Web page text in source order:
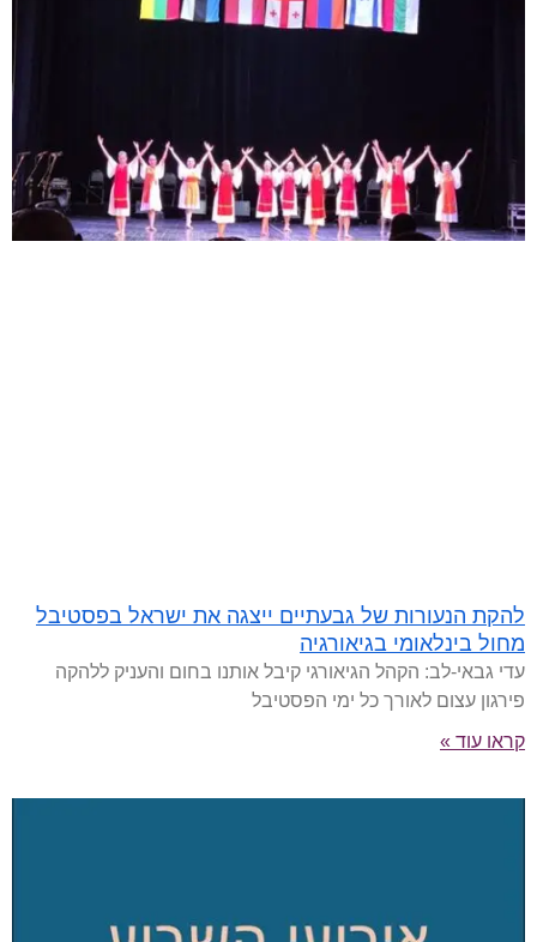
להקת הנעורות של גבעתיים ייצגה את ישראל בפסטיבל
מחול בינלאומי בגיאורגיה
עדי גבאי-לב: הקהל הגיאורגי קיבל אותנו בחום והעניק ללהקה
פירגון עצום לאורך כל ימי הפסטיבל
קראו עוד »